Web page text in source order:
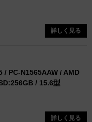
詳しく見る
/ PC-N1565AAW / AMD
/ 15.6型
詳しく見る